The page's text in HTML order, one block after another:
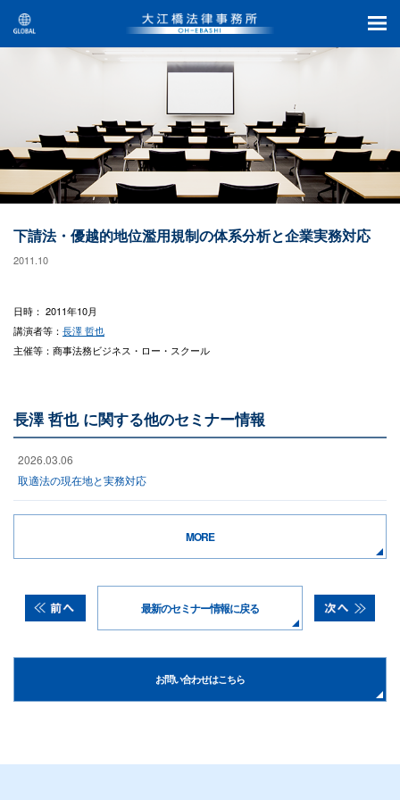
下請法・優越的地位濫用規制の体系分析と企業実務対応
2011.10
日時： 2011年10月
講演者等： 長澤 哲也
主催等：商事法務ビジネス・ロー・スクール
長澤 哲也 に関する他のセミナー情報
2026.03.06
取適法の現在地と実務対応
MORE
最新のセミナー情報に戻る
お問い合わせはこちら